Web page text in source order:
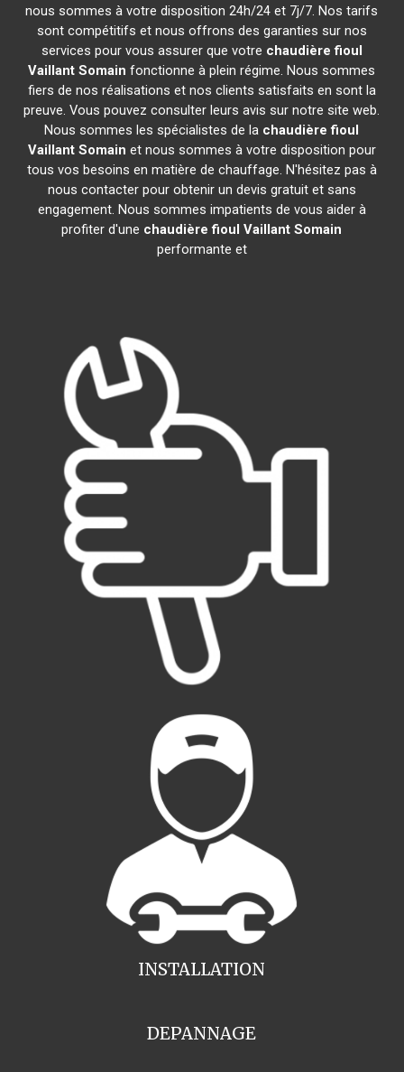
nous sommes à votre disposition 24h/24 et 7j/7. Nos tarifs
sont compétitifs et nous offrons des garanties sur nos
services pour vous assurer que votre chaudière fioul
Vaillant Somain fonctionne à plein régime. Nous sommes
fiers de nos réalisations et nos clients satisfaits en sont la
preuve. Vous pouvez consulter leurs avis sur notre site web.
Nous sommes les spécialistes de la chaudière fioul
Vaillant Somain et nous sommes à votre disposition pour
tous vos besoins en matière de chauffage. N'hésitez pas à
nous contacter pour obtenir un devis gratuit et sans
engagement. Nous sommes impatients de vous aider à
profiter d'une chaudière fioul Vaillant Somain
performante et
INSTALLATION
DEPANNAGE